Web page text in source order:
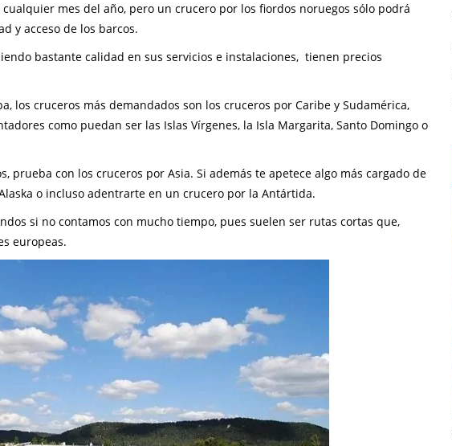
mes del año, pero un crucero por los fiordos noruegos sólo podrá
y acceso de los barcos.
bastante calidad en sus servicios e instalaciones, tienen precios
los cruceros más demandados son los cruceros por Caribe y Sudamérica,
como puedan ser las Islas Vírgenes, la Isla Margarita, Santo Domingo o
prueba con los cruceros por Asia. Si además te apetece algo más cargado de
o incluso adentrarte en un crucero por la Antártida.
si no contamos con mucho tiempo, pues suelen ser rutas cortas que,
europeas.